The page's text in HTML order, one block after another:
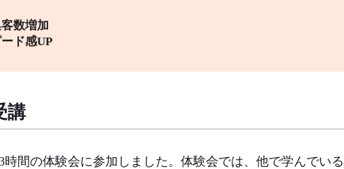
数増加
ド感UP
講
間の体験会に参加しました。体験会では、他で学んでい